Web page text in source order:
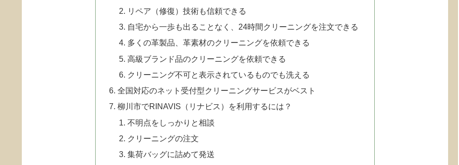
リペア（修復）技術も信頼できる
自宅から一歩も出ることなく、24時間クリーニングを注文できる
多くの革製品、革素材のクリーニングを依頼できる
高級ブランド品のクリーニングを依頼できる
クリーニング不可と表示されているものでも洗える
全国対応のネット受付型クリーニングサービスがベスト
柳川市でRINAVIS（リナビス）を利用するには？
不明点をしっかりと相談
クリーニングの注文
集荷バッグに詰めて発送